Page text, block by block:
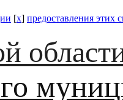
[x] предоставления этих